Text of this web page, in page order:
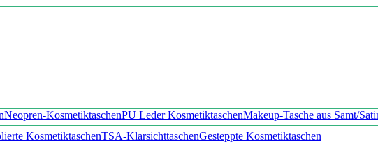
Neopren-KosmetiktaschenPU Leder KosmetiktaschenMakeup-Tasche aus Samt/
KosmetiktaschenTSA-KlarsichttaschenGesteppte Kosmetiktaschen